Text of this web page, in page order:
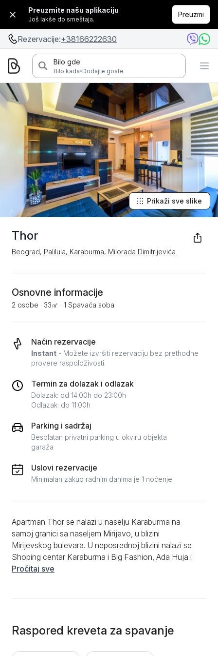
Preuzmite našu aplikaciju
Još lakše do smeštaja.
Preuzmi
Rezervacije:+38166222630
Bilo gde
Bilo kada·Dodajte goste
Thor
Beograd, Palilula, Karaburma, Milorada Dimitrijevića
Prikaži sve slike
Osnovne informacije
2 osobe · 33㎡ · 1 Spavaća soba
Način rezervacije
Instant - Možete izvršiti rezervaciju bez prethodne
provere raspoloživosti.
Termin za dolazak i odlazak
Dolazak: od 14:00h do 23:00h
Odlazak: do 11:00h
Parking i sadržaj
Besplatan privatni parking u okviru objekta
garaža
Uslovi rezervacije
Minimalan zakup radnim danima je 1 noćenje
Apartman Thor se nalazi u naselju Karaburma na
samoj granici sa naseljem Mirijevo, u blizini
Mirijevskog bulevara. U neposrednoj blizini nalazi se
Shoping centar Karaburma i Big Fashion, Ada Huja i
Zvezdarska suma. Apartman je smešten u tek
maksimalan komfor i čistoću, modernog dizajna. Od
dodatnih pogodnosti gostima je na raspolaganju
klima uređaj, centralno grejanje, WI-FI, kablovska TV,
Pročitaj sve
Raspored kreveta za spavanje